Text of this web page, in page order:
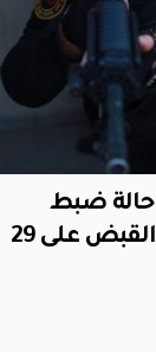
الأمن الوطني: تنفيذ 31 حالة ضبط
بالمنافذ والسيطرات والقبض على 29